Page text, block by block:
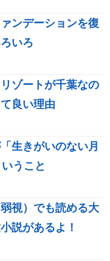
ンデーションを復
いろ
ゾートが千葉なの
良い理由
生きがいのない月
うこと
視）でも読める大
説があるよ！